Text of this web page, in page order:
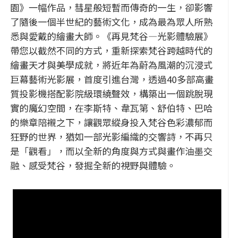
園》一幅作品，彗星般短暫而傳奇的一生，卻影響
了隨後一個半世紀的藝術文化，成為最為眾人所熟
悉與愛戴的繪畫大師。《再見梵谷—光影體驗展》
帶您以截然不同的方式，重新探索梵谷跨越時代的
繪畫天才與美學成就，將近年為蔚為風潮的沉浸式
巨幕藝術光影展，首度引進台灣，透過40多部高畫
質投影機搭配影院級環繞聲效，構築出一個跳脫現
實的魔幻空間，在李斯特、韋瓦第、舒伯特、巴哈
的樂章陪襯之下，讓觀眾縱身投入梵谷色彩濃郁而
狂野的世界，猶如一部光影編織的交響詩，不再只
是「觀看」，而以全新的角度與方式與畫作油墨交
融、感受梵谷，發掘全新的視野與體驗。